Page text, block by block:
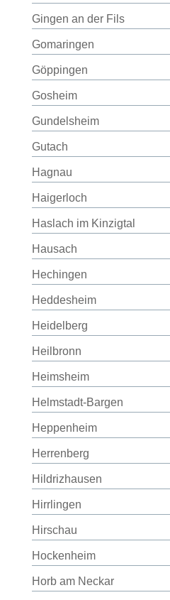
Gingen an der Fils
Gomaringen
Göppingen
Gosheim
Gundelsheim
Gutach
Hagnau
Haigerloch
Haslach im Kinzigtal
Hausach
Hechingen
Heddesheim
Heidelberg
Heilbronn
Heimsheim
Helmstadt-Bargen
Heppenheim
Herrenberg
Hildrizhausen
Hirrlingen
Hirschau
Hockenheim
Horb am Neckar